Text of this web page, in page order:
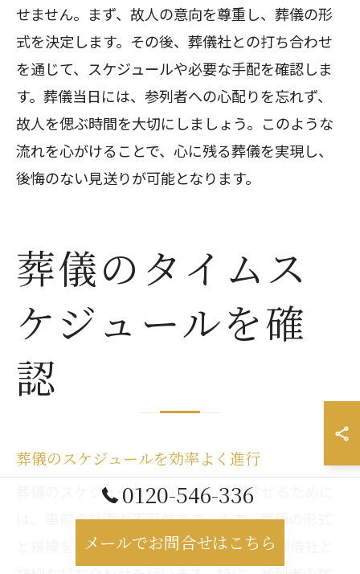
せません。まず、故人の意向を尊重し、葬儀の形
式を決定します。その後、葬儀社との打ち合わせ
を通じて、スケジュールや必要な手配を確認しま
す。葬儀当日には、参列者への心配りを忘れず、
故人を偲ぶ時間を大切にしましょう。このような
流れを心がけることで、心に残る葬儀を実現し、
後悔のない見送りが可能となります。
葬儀のタイムス
ケジュールを確
認
葬儀のスケジュールを効率よく進行
葬儀のスケジュールを効率よく進行させるために
は、事前の計画が不可欠です。まず、葬儀の形式
と規模を家族で決定し、それに基づいて葬儀社と
0120-546-336
メールでお問合せはこちら